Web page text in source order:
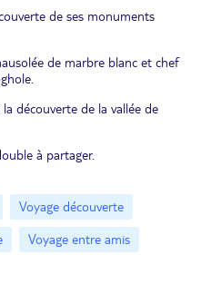
de ses monuments
de marbre blanc et chef
découverte de la vallée de
à partager.
Voyage découverte
Voyage entre amis